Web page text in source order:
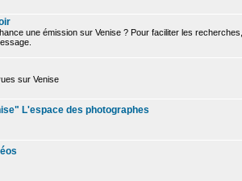
une émission sur Venise ? Pour faciliter les
sur Venise
L'espace des photographes